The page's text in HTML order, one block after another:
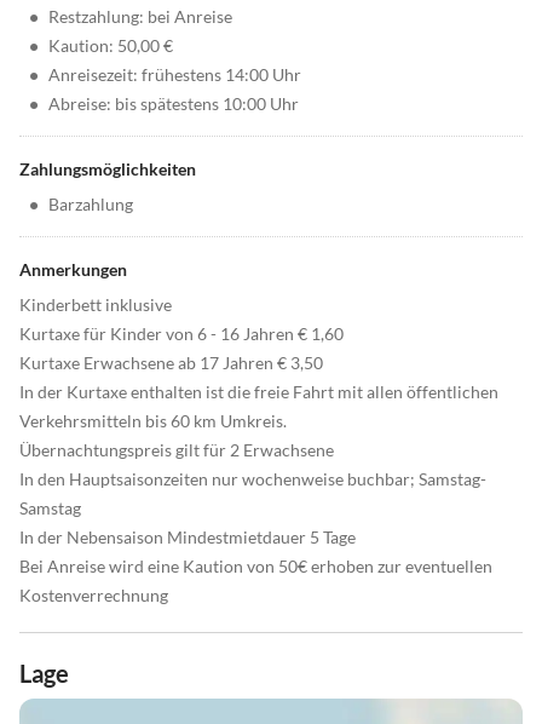
• Restzahlung: bei Anreise
• Kaution: 50,00 €
• Anreisezeit: frühestens 14:00 Uhr
• Abreise: bis spätestens 10:00 Uhr
Zahlungsmöglichkeiten
• Barzahlung
Anmerkungen
Kinderbett inklusive
Kurtaxe für Kinder von 6 - 16 Jahren € 1,60
Kurtaxe Erwachsene ab 17 Jahren € 3,50
In der Kurtaxe enthalten ist die freie Fahrt mit allen öffentlichen
Verkehrsmitteln bis 60 km Umkreis.
Übernachtungspreis gilt für 2 Erwachsene
In den Hauptsaisonzeiten nur wochenweise buchbar; Samstag-
Samstag
In der Nebensaison Mindestmietdauer 5 Tage
Bei Anreise wird eine Kaution von 50€ erhoben zur eventuellen
Kostenverrechnung
Lage